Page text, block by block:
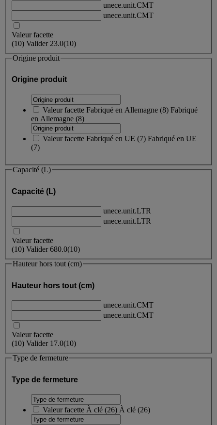
unece.unit.CMT
unece.unit.CMT
Valeur facette
(10) Valider 23.0(10)
Origine produit
Origine produit
Valeur facette Fabriqué en Allemagne (8) Fabriqué
en Allemagne (8)
Valeur facette Fabriqué en UE (7) Fabriqué en UE
(7)
Capacité (L)
Capacité (L)
unece.unit.LTR
unece.unit.LTR
Valeur facette
(10) Valider680.0(10)
Hauteur hors tout (cm)
Hauteur hors tout (cm)
unece.unit.CMT
unece.unit.CMT
Valeur facette
(10) Valider 17.0(10)
Type de fermeture
Type de fermeture
Valeur facette À clé (26) À clé (26)